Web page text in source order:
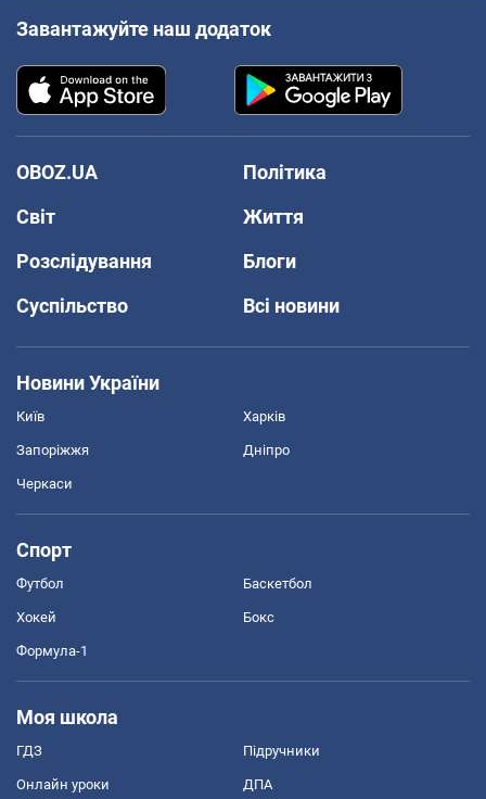
Завантажуйте наш додаток
OBOZ.UA
Політика
Світ
Життя
Розслідування
Блоги
Суспільство
Всі новини
Новини України
Київ Харків
Запоріжжя Дніпро
Черкаси
Спорт
Футбол Баскетбол
Хокей Бокс
Формула-1
Моя школа
ГДЗ Підручники
Онлайн уроки ДПА